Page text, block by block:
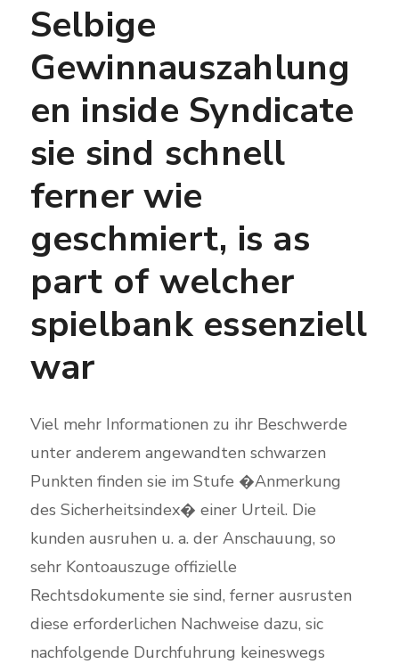
Selbige
Gewinnauszahlung
en inside Syndicate
sie sind schnell
ferner wie
geschmiert, is as
part of welcher
spielbank essenziell
war
Viel mehr Informationen zu ihr Beschwerde
unter anderem angewandten schwarzen
Punkten finden sie im Stufe �Anmerkung
des Sicherheitsindex� einer Urteil. Die
kunden ausruhen u. a. der Anschauung, so
sehr Kontoauszuge offizielle
Rechtsdokumente sie sind, ferner ausrusten
diese erforderlichen Nachweise dazu, sic
nachfolgende Durchfuhrung keineswegs